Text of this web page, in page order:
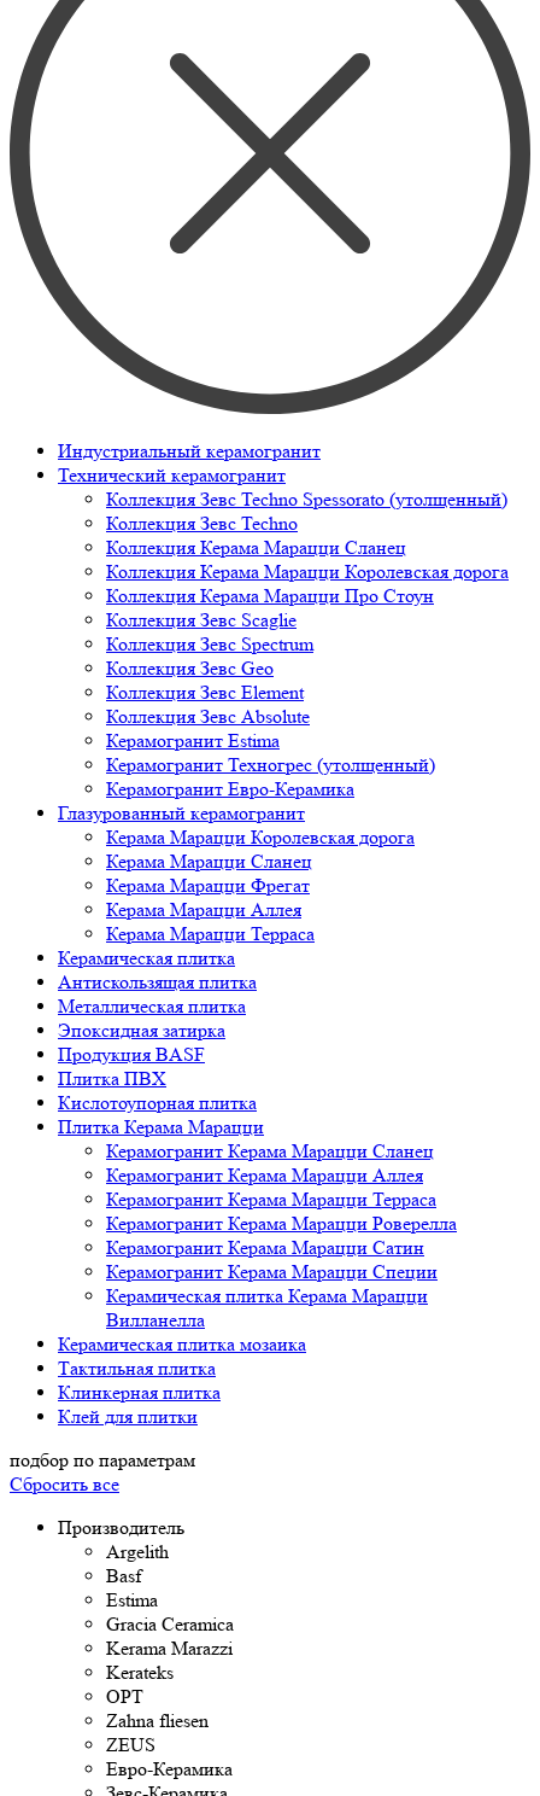
Индустриальный керамогранит
Технический керамогранит
Коллекция Зевс Techno Spessorato (утолщенный)
Коллекция Зевс Techno
Коллекция Керама Марацци Сланец
Коллекция Керама Марацци Королевская дорога
Коллекция Керама Марацци Про Стоун
Коллекция Зевс Scaglie
Коллекция Зевс Spectrum
Коллекция Зевс Geo
Коллекция Зевс Element
Коллекция Зевс Absolute
Керамогранит Estima
Керамогранит Техногрес (утолщенный)
Керамогранит Евро-Керамика
Глазурованный керамогранит
Керама Марацци Королевская дорога
Керама Марацци Сланец
Керама Марацци Фрегат
Керама Марацци Аллея
Керама Марацци Терраса
Керамическая плитка
Антискользящая плитка
Металлическая плитка
Эпоксидная затирка
Продукция BASF
Плитка ПВХ
Кислотоупорная плитка
Плитка Керама Марацци
Керамогранит Керама Марацци Сланец
Керамогранит Керама Марацци Аллея
Керамогранит Керама Марацци Терраса
Керамогранит Керама Марацци Роверелла
Керамогранит Керама Марацци Сатин
Керамогранит Керама Марацци Специи
Керамическая плитка Керама Марацци
Вилланелла
Керамическая плитка мозаика
Тактильная плитка
Клинкерная плитка
Клей для плитки
подбор по параметрам
Сбросить все
Производитель
Argelith
Basf
Estima
Gracia Ceramica
Kerama Marazzi
Kerateks
OPT
Zahna fliesen
ZEUS
Евро-Керамика